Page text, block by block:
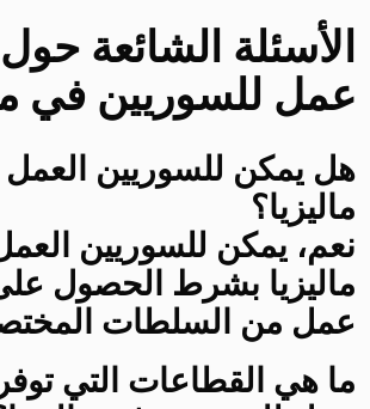
الأسئلة الشائعة
عمل للسوريين في
هل يمكن للسوريين
ماليزيا؟
نعم، يمكن للسوريين
ماليزيا بشرط الحصول
عمل من السلطات
ما هي القطاعات التي